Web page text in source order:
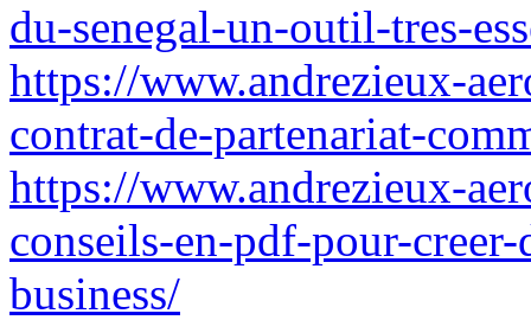
du-senegal-un-outil-tres-
https://www.andrezieux-
contrat-de-partenariat-
https://www.andrezieux-
conseils-en-pdf-pour-
business/